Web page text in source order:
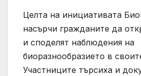
Целта на инициативата
насърчи гражданите да
и споделят наблюдения на
биоразнообразието в
Участниците търсиха и